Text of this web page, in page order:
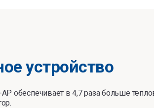
устройство
обеспечивает в 4,7 раза больше